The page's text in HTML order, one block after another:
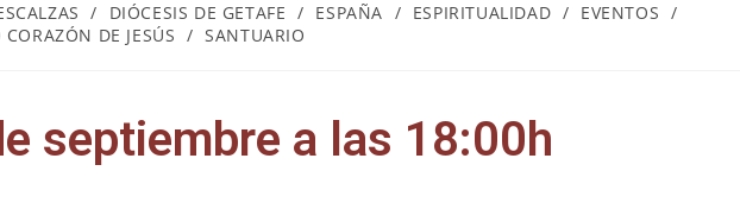
/ DIÓCESIS DE GETAFE / ESPAÑA / ESPIRITUALIDAD / EVENTOS /
DE JESÚS / SANTUARIO
septiembre a las 18:00h